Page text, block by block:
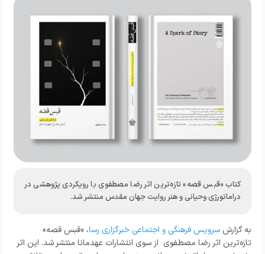
کتاب «قبس قصه» تازه‌ترین اثر رضا مصطفوی با رویکردی پژوهشی در
دراماتورژی وحیانی و هنر روایت جهان مقدس منتشر شد.
به گزارش سرویس فرهنگی و اجتماعی خبرگزاری رسا، «قبس قصه»
تازه‌ترین اثر رضا مصطفوی از سوی انتشارات عهدمانا منتشر شد. این اثر